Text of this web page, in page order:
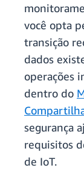
você opta
transição
dados
operações
dentro do
segurança
requisitos
de IoT.